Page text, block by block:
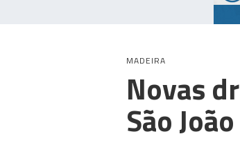
MADEIRA
Novas
São